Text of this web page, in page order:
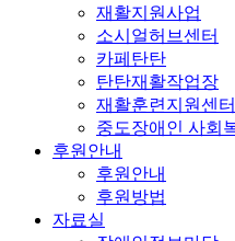
재활지원사업
소시얼허브센터
카페탄탄
탄탄재활작업장
재활훈련지원센터
중도장애인 사회
후원안내
후원안내
후원방법
자료실